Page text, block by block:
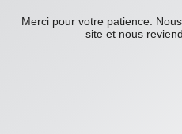
Merci pour votre patience.
site et nous